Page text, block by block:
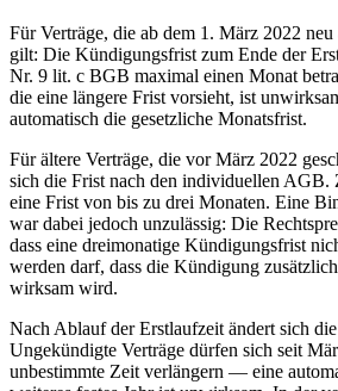
Für Verträge, die ab dem 1. März 2022 neu
gilt: Die Kündigungsfrist zum Ende der
Nr. 9 lit. c BGB maximal einen Monat
die eine längere Frist vorsieht, ist
automatisch die gesetzliche Monatsfrist.
Für ältere Verträge, die vor März 2022
sich die Frist nach den individuellen AGB.
eine Frist von bis zu drei Monaten. Eine
war dabei jedoch unzulässig: Die
dass eine dreimonatige Kündigungsfrist
werden darf, dass die Kündigung
wirksam wird.
Nach Ablauf der Erstlaufzeit ändert sich
Ungekündigte Verträge dürfen sich seit
unbestimmte Zeit verlängern — eine